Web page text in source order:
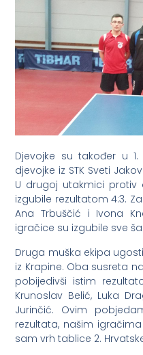
Djevojke su također u
djevojke iz STK Sveti
U drugoj utakmici protiv
izgubile rezultatom 4:3.
Ana Trbuščić i Ivona
igračice su izgubile sve
Druga muška ekipa
iz Krapine. Oba susreta
pobijedivši istim
Krunoslav Belić, Luka
Jurinčić. Ovim
rezultata, našim
sam vrh tablice 2.